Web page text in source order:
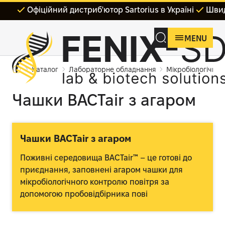
Офіційний дистриб'ютор Sartorius в Україні
MENU
Каталог Лабораторне обладнання Мікробіологічні
Чашки BACTair з агаром
Чашки BACTair з агаром
Поживні середовища BACTair™ – це готові до
приєднання, заповнені агаром чашки для
мікробіологічного контролю повітря за
допомогою пробовідбірника пові